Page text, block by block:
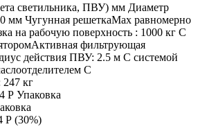
светильника, ПВУ) мм Диаметр
мм Чугунная решеткаМах равномерно
на рабочую поверхность : 1000 кг С
Активная фильтрующая
действия ПВУ: 2.5 м С системой
С
247 кг
Р Упаковка
Р (30%)